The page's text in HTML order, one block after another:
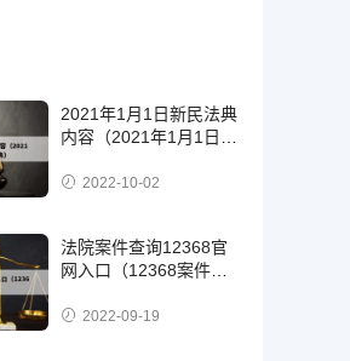
2021年1月1日新民法典
内容（2021年1月1日正
2022-10-02
法院案件查询12368官
网入口（12368案件查
2022-09-19